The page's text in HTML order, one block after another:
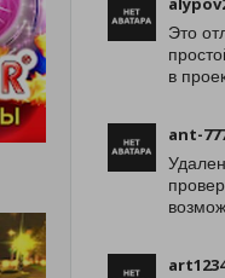
Это
в
ant-